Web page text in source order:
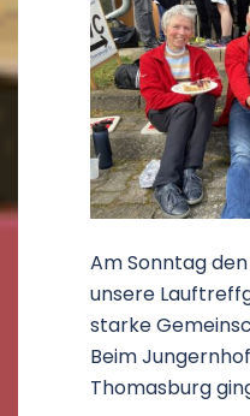
Am Sonntag
unsere
starke
Beim
Thomasburg